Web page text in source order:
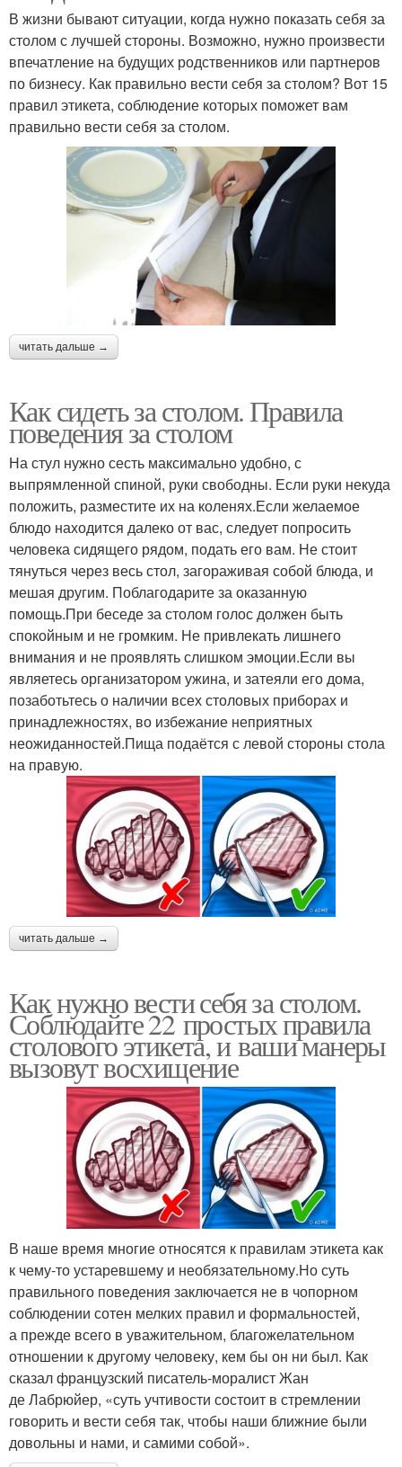
В жизни бывают ситуации, когда нужно показать себя за
столом с лучшей стороны. Возможно, нужно произвести
впечатление на будущих родственников или партнеров
по бизнесу. Как правильно вести себя за столом? Вот 15
правил этикета, соблюдение которых поможет вам
правильно вести себя за столом.
читать дальше →
Как сидеть за столом. Правила
поведения за столом
На стул нужно сесть максимально удобно, с
выпрямленной спиной, руки свободны. Если руки некуда
положить, разместите их на коленях.Если желаемое
блюдо находится далеко от вас, следует попросить
человека сидящего рядом, подать его вам. Не стоит
тянуться через весь стол, загораживая собой блюда, и
мешая другим. Поблагодарите за оказанную
помощь.При беседе за столом голос должен быть
спокойным и не громким. Не привлекать лишнего
внимания и не проявлять слишком эмоции.Если вы
являетесь организатором ужина, и затеяли его дома,
позаботьтесь о наличии всех столовых приборах и
принадлежностях, во избежание неприятных
неожиданностей.Пища подаётся с левой стороны стола
на правую.
читать дальше →
Как нужно вести себя за столом.
Соблюдайте 22 простых правила
столового этикета, и ваши манеры
вызовут восхищение
В наше время многие относятся к правилам этикета как
к чему-то устаревшему и необязательному.Но суть
правильного поведения заключается не в чопорном
соблюдении сотен мелких правил и формальностей,
а прежде всего в уважительном, благожелательном
отношении к другому человеку, кем бы он ни был. Как
сказал французский писатель-моралист Жан
де Лабрюйер, «суть учтивости состоит в стремлении
говорить и вести себя так, чтобы наши ближние были
довольны и нами, и самими собой».